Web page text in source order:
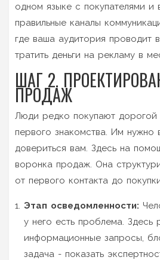
одном языке с покупателями и
правильные каналы
где ваша аудитория проводит
тратить деньги на рекламу в
ШАГ 2.
ПРОДАЖ
Люди редко покупают дорогой
первого знакомства. Им нужно
довериться вам. Здесь на
воронка продаж. Она
от первого контакта до
Этап осведомленности:
у него есть проблема. Здесь
информационные запросы,
задача - показать